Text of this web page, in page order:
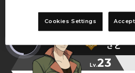
さと
Lv.23
Cookies Settings